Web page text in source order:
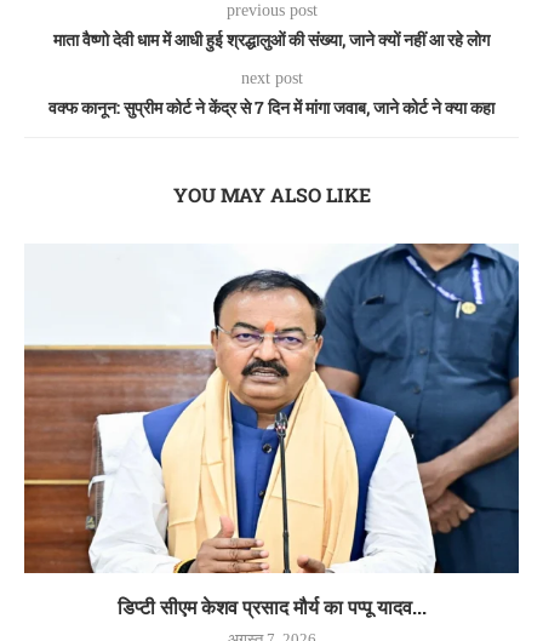
previous post
माता वैष्णो देवी धाम में आधी हुई श्रद्धालुओं की संख्या, जाने क्यों नहीं आ रहे लोग
next post
वक्फ कानून: सुप्रीम कोर्ट ने केंद्र से 7 दिन में मांगा जवाब, जाने कोर्ट ने क्या कहा
YOU MAY ALSO LIKE
डिप्टी सीएम केशव प्रसाद मौर्य का पप्पू यादव...